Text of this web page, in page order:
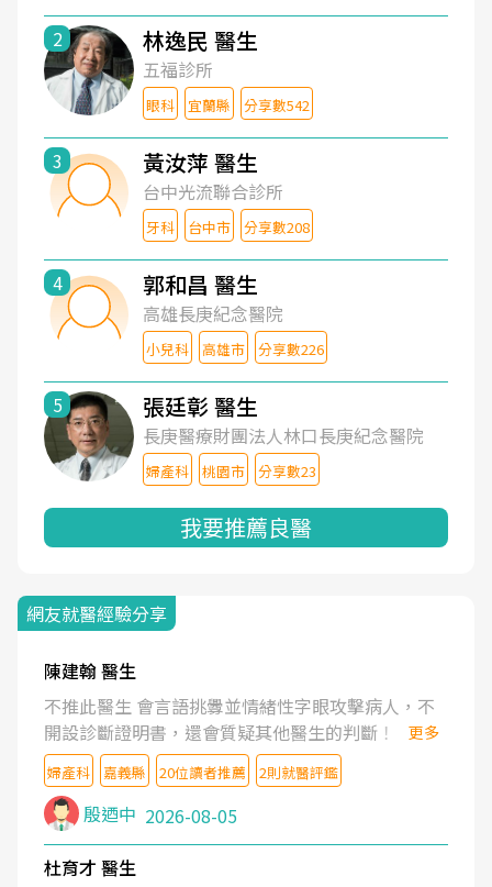
2 林逸民 醫生
五福診所
眼科 宜蘭縣 分享數542
3 黃汝萍 醫生
台中光流聯合診所
牙科 台中市 分享數208
4 郭和昌 醫生
高雄長庚紀念醫院
小兒科 高雄市 分享數226
5 張廷彰 醫生
長庚醫療財團法人林口長庚紀念醫院
婦產科 桃園市 分享數23
我要推薦良醫
網友就醫經驗分享
陳建翰 醫生
不推此醫生 會言語挑釁並情緒性字眼攻擊病人，不
開設診斷證明書，還會質疑其他醫生的判斷！
更多
婦產科 嘉義縣 20位讀者推薦 2則就醫評鑑
殷迺中 2026-08-05
杜育才 醫生